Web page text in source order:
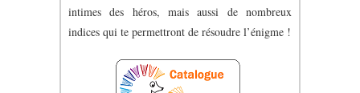
intimes des héros, mais aussi de nombreux
indices qui te permettront de résoudre l’énigme !